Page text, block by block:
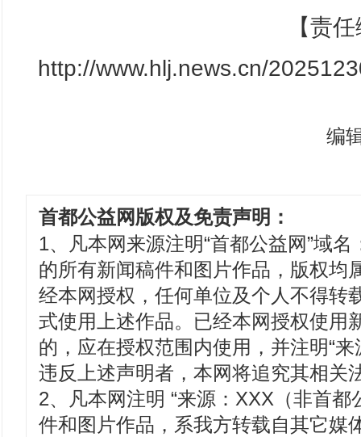
【责
http://www.hlj.news.cn/
编
首都公益网版权及免责声明：
1、凡本网来源注明“首都公益网”域名
的所有新闻稿件和图片作品，版权均
经本网授权，任何单位及个人不得转
式使用上述作品。已经本网授权使用
的，应在授权范围内使用，并注明“
违反上述声明者，本网将追究其相关
2、凡本网注明 “来源：XXX（非首都
件和图片作品，系我方转载自其它媒